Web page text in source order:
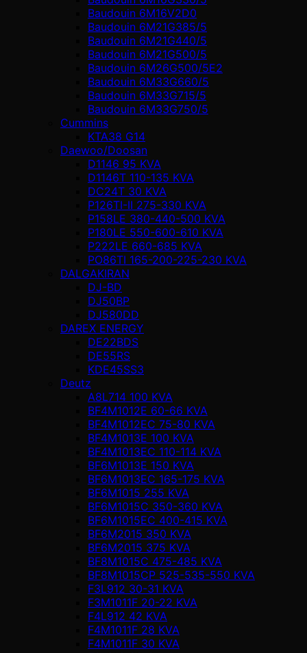
Baudouin 6M16V2D0
Baudouin 6M21G385/5
Baudouin 6M21G440/5
Baudouin 6M21G500/5
Baudouin 6M26G500/5E2
Baudouin 6M33G660/5
Baudouin 6M33G715/5
Baudouin 6M33G750/5
Cummins
KTA38 G14
Daewoo/Doosan
D1146 95 KVA
D1146T 110-135 KVA
DC24T 30 KVA
P126TI-II 275-330 KVA
P158LE 380-440-500 KVA
P180LE 550-600-610 KVA
P222LE 660-685 KVA
PO86TI 165-200-225-230 KVA
DALGAKIRAN
DJ-BD
DJ50BP
DJ580DD
DAREX ENERGY
DE22BDS
DE55RS
KDE45SS3
Deutz
A8L714 100 KVA
BF4M1012E 60-66 KVA
BF4M1012EC 75-80 KVA
BF4M1013E 100 KVA
BF4M1013EC 110-114 KVA
BF6M1013E 150 KVA
BF6M1013EC 165-175 KVA
BF6M1015 255 KVA
BF6M1015C 350-360 KVA
BF6M1015EC 400-415 KVA
BF6M2015 350 KVA
BF6M2015 375 KVA
BF8M1015C 475-485 KVA
BF8M1015CP 525-535-550 KVA
F3L912 30-31 KVA
F3M1011F 20-22 KVA
F4L912 42 KVA
F4M1011F 28 KVA
F4M1011F 30 KVA